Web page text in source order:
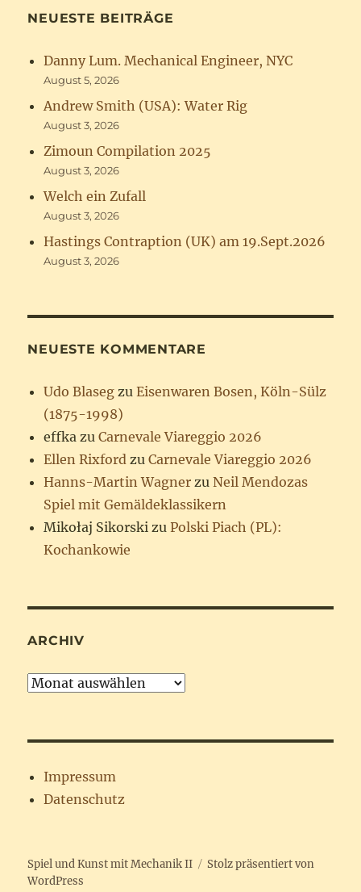
NEUESTE BEITRÄGE
Danny Lum. Mechanical Engineer, NYC
August 5, 2026
Andrew Smith (USA): Water Rig
August 3, 2026
Zimoun Compilation 2025
August 3, 2026
Welch ein Zufall
August 3, 2026
Hastings Contraption (UK) am 19.Sept.2026
August 3, 2026
NEUESTE KOMMENTARE
Udo Blaseg zuEisenwaren Bosen, Köln-Sülz
(1875-1998)
effka zuCarnevale Viareggio 2026
Ellen Rixford zuCarnevale Viareggio 2026
Hanns-Martin Wagner zuNeil Mendozas
Spiel mit Gemäldeklassikern
Mikołaj Sikorski zuPolski Piach (PL):
Kochankowie
ARCHIV
Archiv
Impressum
Datenschutz
Spiel und Kunst mit Mechanik II
Stolz präsentiert von
WordPress